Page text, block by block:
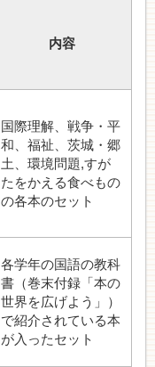
内容
国際理解、戦争・平
和、福祉、茨城・郷
土、環境問題,すが
たをかえる食べもの
の各本のセット
各学年の国語の教科
書（巻末付録「本の
世界を広げよう」）
で紹介されている本
が入ったセット